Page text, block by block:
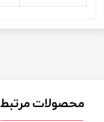
محصولات مرتبط